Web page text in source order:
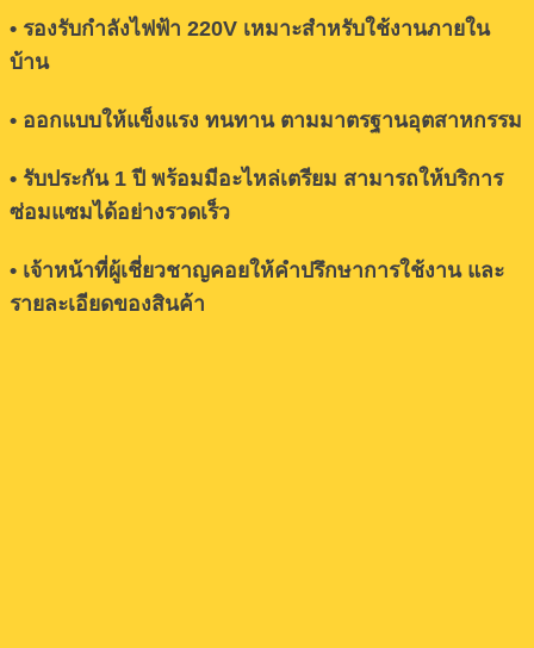
• รองรับกำลังไฟฟ้า 220V เหมาะสำหรับใช้งานภายใน
บ้าน
• ออกแบบให้แข็งแรง ทนทาน ตามมาตรฐานอุตสาหกรรม
• รับประกัน 1 ปี พร้อมมีอะไหล่เตรียม สามารถให้บริการ
ซ่อมแซมได้อย่างรวดเร็ว
• เจ้าหน้าที่ผู้เชี่ยวชาญคอยให้คำปรึกษาการใช้งาน และ
รายละเอียดของสินค้า